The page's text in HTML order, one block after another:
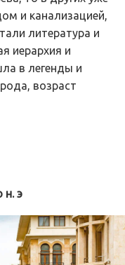
и канализацией,
литература и
иерархия и
в легенды и
возраст
н. э